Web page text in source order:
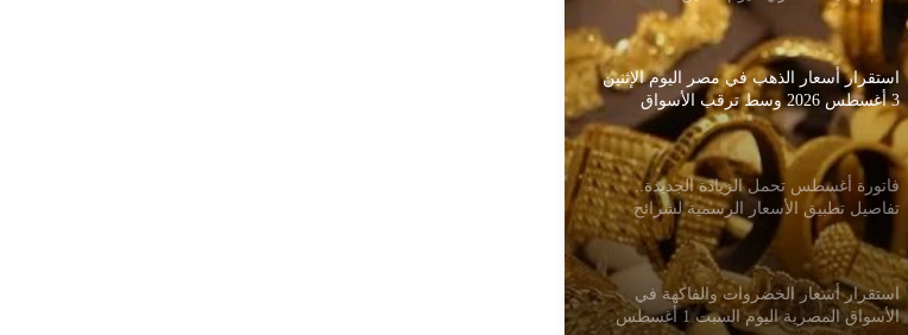
استقرار أسعار الذهب في مصر اليوم الإثنين
3 أغسطس 2026 وسط ترقب الأسواق
العالمية
فاتورة أغسطس تحمل الزيادة الجديدة..
تفاصيل تطبيق الأسعار الرسمية لشرائح
الكهرباء
استقرار أسعار الخضروات والفاكهة في
الأسواق المصرية اليوم السبت 1 أغسطس